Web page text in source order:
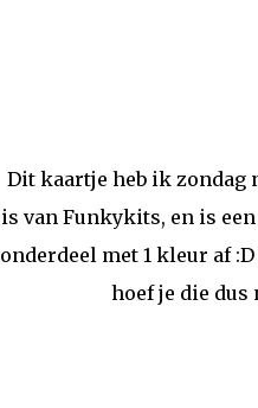
Dit kaartje heb ik zondag
is van Funkykits, en is
onderdeel met 1 kleur af
hoef je die